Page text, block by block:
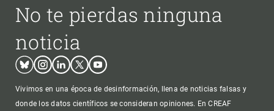
No te pierdas ninguna
noticia
BlueskyInstagram
LinkedinTwitterYoutube
Vivimos en una época de desinformación, llena de noticias falsas y
donde los datos científicos se consideran opiniones. En CREAF